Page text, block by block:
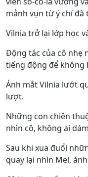
mảnh vụn từ ý chí đã
Vilnia trở lại lớp học
Động tác của cô nhẹ
tiếng động để không
Ánh mắt Vilnia lướt
lượt.
Những con chiên
nhìn cô, không ai
Sau khi xua đuổi
quay lại nhìn Mel,